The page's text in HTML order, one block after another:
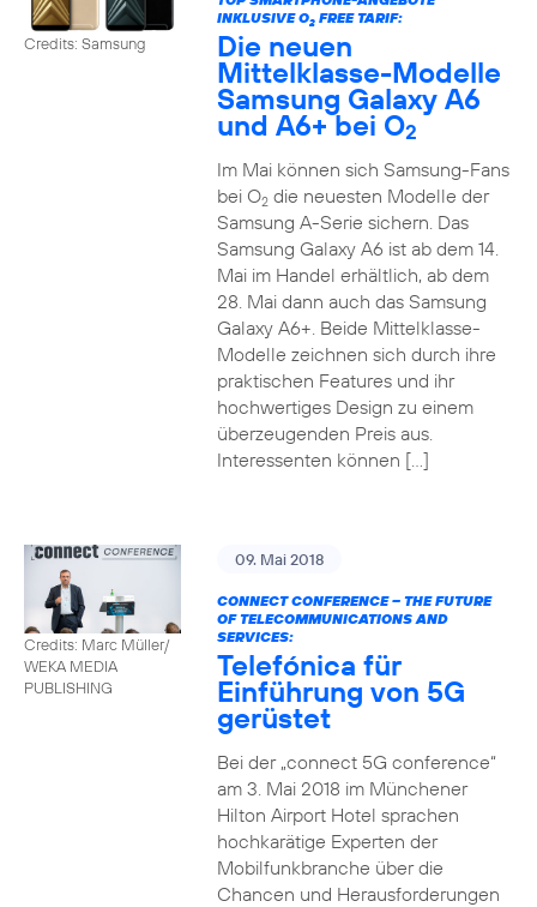
Credits: Samsung
INKLUSIVE O2FREE TARIF:
Die neuen
Mittelklasse-Modelle
Samsung Galaxy A6
und A6+ bei O2
Im Mai können sich Samsung-Fans
bei O2die neuesten Modelle der
Samsung A-Serie sichern. Das
Samsung Galaxy A6 ist ab dem 14.
Mai im Handel erhältlich, ab dem
28. Mai dann auch das Samsung
Galaxy A6+. Beide Mittelklasse-
Modelle zeichnen sich durch ihre
praktischen Features und ihr
hochwertiges Design zu einem
überzeugenden Preis aus.
Interessenten können […]
Credits: Marc Müller/
WEKA MEDIA
PUBLISHING
09. Mai 2018
CONNECT CONFERENCE – THE FUTURE
OF TELECOMMUNICATIONS AND
SERVICES:
Telefónica für
Einführung von 5G
gerüstet
Bei der „connect 5G conference“
am 3. Mai 2018 im Münchener
Hilton Airport Hotel sprachen
hochkarätige Experten der
Mobilfunkbranche über die
Chancen und Herausforderungen